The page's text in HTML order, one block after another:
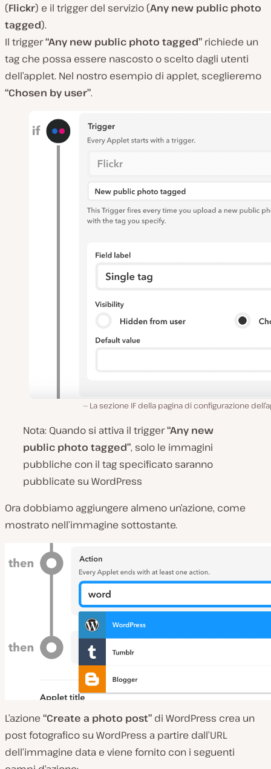
(Flickr) e il trigger del servizio (Any new public photo
tagged).
Il trigger“Any new public photo tagged” richiede un
tag che possa essere nascosto o scelto dagli utenti
dell’applet. Nel nostro esempio di applet, sceglieremo
“Chosen by user”.
La sezione IF della pagina di configurazione
Nota: Quando si attiva il trigger“Any new
public photo tagged”, solo le immagini
pubbliche con il tag specificato saranno
pubblicate su WordPress
Ora dobbiamo aggiungere almeno un’azione, come
mostrato nell’immagine sottostante.
L’azione “Create a photo post” di WordPress crea un
post fotografico su WordPress a partire dall’URL
dell’immagine data e viene fornito con i seguenti